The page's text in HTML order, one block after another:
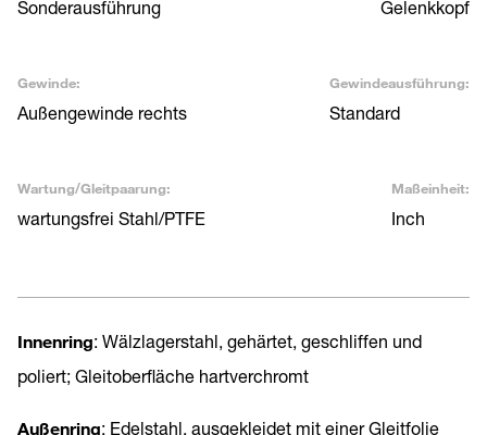
Sonderausführung Gelenkkopf
Gewinde:
Außengewinde rechts
Gewindeausführung:
Standard
Wartung/Gleitpaarung:
wartungsfrei Stahl/PTFE
Maßeinheit:
Inch
Innenring: Wälzlagerstahl, gehärtet, geschliffen und
poliert; Gleitoberfläche hartverchromt
Außenring: Edelstahl, ausgekleidet mit einer Gleitfolie